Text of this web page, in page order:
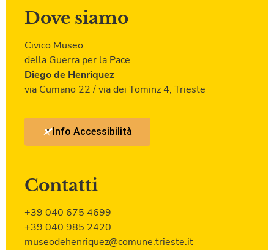
Dove siamo
Civico Museo
della Guerra per la Pace
Diego de Henriquez
via Cumano 22 / via dei Tominz 4, Trieste
Info Accessibilità
Contatti
+39 040 675 4699
+39 040 985 2420
museodehenriquez@comune.trieste.it